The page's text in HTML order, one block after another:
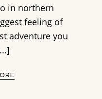
in northern
feeling of
adventure you